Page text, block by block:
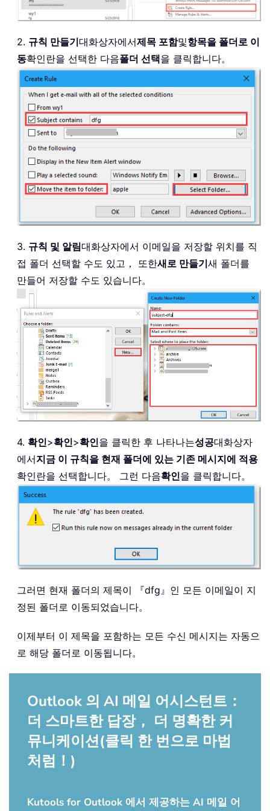
2. 규칙 만들기대화상자에서제목 포함및항목을 폴더로 이
동확인란을 선택한 다음폴더 선택을 클릭합니다。
3. 규칙 및 알림대화상자에서 이메일을 저장할 위치를 직
접 폴더 선택할 수도 있고， 또한새로 만들기새 폴더를
만들어 저장할 수도 있습니다。
4. 확인>확인>확인을 클릭한 후 나타나는성공대화상자
에서지금 이 규칙을 현재 폴더에 있는 기존 메시지에 적용
확인란을 선택합니다。 그런 다음확인을 클릭합니다。
그러면 현재 폴더의 제목이 『dfg』인 모든 이메일이 지
정된 폴더로 이동되었습니다。
이제부터 이 제목을 포함하는 모든 수신 메시지는 자동으
로 해당 폴더로 이동됩니다。
Outlook 의 AI 메일 어시스턴트：
더 스마트한 답장， 더 명확한 커
뮤니케이션(클릭 한 번으로 마법
처럼！)
Kutools for Outlook 에서 제공하는 AI 메일 어